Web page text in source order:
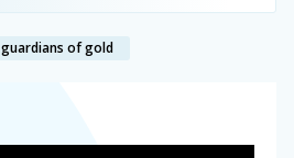
guardians of gold